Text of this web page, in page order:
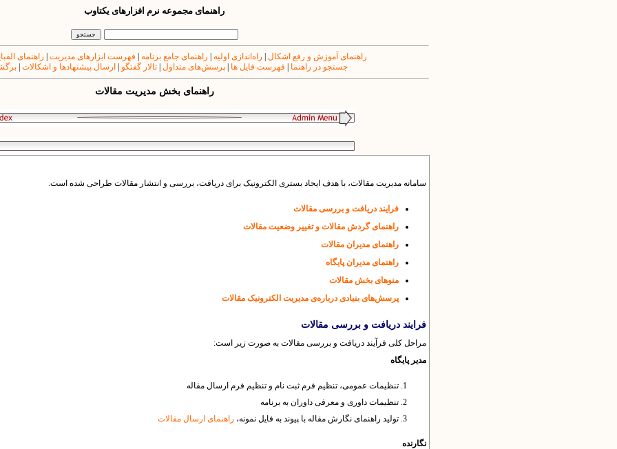
راهنمای مجموعه نرم افزارهای یکتاوب
راهنمای آموزش و رفع اشکال راه‌اندازی اولیه راهنمای جامع برنامه فهرست ابزارهای مدیریت راهنمای
جستجو در راهنما
فهرست فایل ها پرسش‌های متداول تالار گفتگو ارسال پیشنهادها و اشکالات
راهنمای بخش مدیریت مقالات
سامانه مدیریت مقالات، با هدف ایجاد بستری الکترونیک برای دریافت، بررسی و انتشار مقالات طراحی شده است.
فرایند دریافت و بررسی مقالات
راهنمای گردش مقالات و تغییر وضعیت مقالات
راهنمای مدیران مقالات
راهنمای مدیران پایگاه
منوهای بخش مقالات
پرسش‌های بنیادی درباره‌ی مدیریت الکترونیک مقالات
فرایند دریافت و بررسی مقالات
مراحل کلی فرآیند دریافت و بررسی مقالات به صورت زیر است:
مدیر پایگاه
تنظیمات عمومی، تنظیم فرم​ ثبت نام و تنظیم فرم ارسال مقاله
تنظیمات داوری و معرفی داوران به برنامه
تولید راهنمای نگارش مقاله با پیوند به فایل نمونه، راهنمای ارسال مقالات
نگارنده